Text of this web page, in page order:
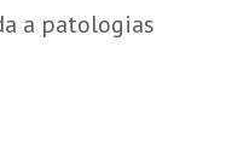
a patologias